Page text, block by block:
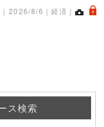
2026/8/6 ｜経済｜ .
ス検索